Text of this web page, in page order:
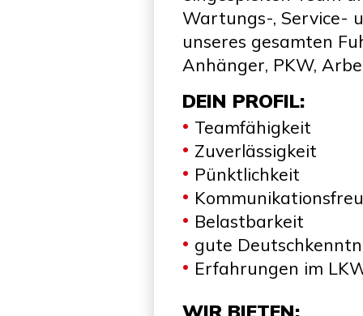
Wartungs-, Service-
unseres gesamten
Anhänger, PKW,
DEIN PROFIL:
Teamfähigkeit
Zuverlässigkeit
Pünktlichkeit
Belastbarkeit
gute
Erfahrungen im